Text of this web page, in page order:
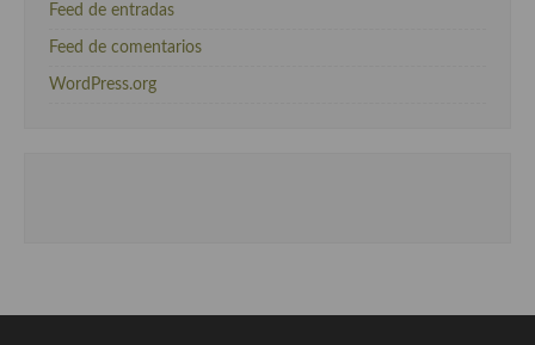
Feed de entradas
Feed de comentarios
WordPress.org